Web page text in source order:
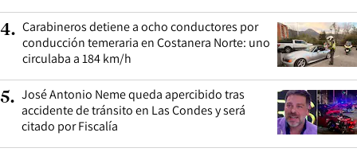
4. Carabineros detiene a ocho conductores por
conducción temeraria en Costanera Norte: uno
circulaba a 184 km/h
5. José Antonio Neme queda apercibido tras
accidente de tránsito en Las Condes y será
citado por Fiscalía